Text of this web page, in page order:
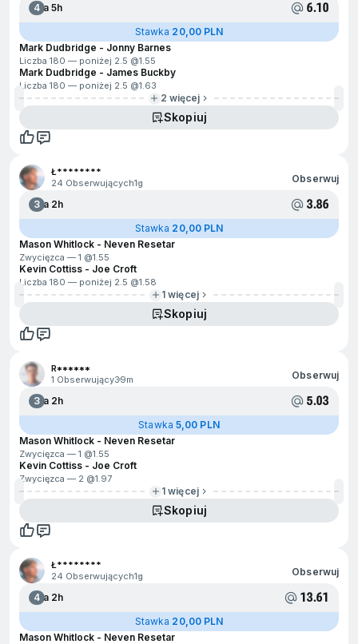
4Za 5h 6.10
Stawka 20,00 PLN
Mark Dudbridge - Jonny Barnes
Liczba 180 — poniżej 2.5 @1.55
Mark Dudbridge - James Buckby
Liczba 180 — poniżej 2.5 @1.63
2 więcej
Skopiuj
Ł********
24 Obserwujących1g Obserwuj
3Za 2h 3.86
Stawka 20,00 PLN
Mason Whitlock - Neven Resetar
Zwycięzca — 1 @1.55
Kevin Cottiss - Joe Croft
Liczba 180 — poniżej 2.5 @1.58
1 więcej
Skopiuj
R******
1 Obserwujący39m Obserwuj
3Za 2h 5.03
Stawka 5,00 PLN
Mason Whitlock - Neven Resetar
Zwycięzca — 1 @1.55
Kevin Cottiss - Joe Croft
Zwycięzca — 2 @1.97
1 więcej
Skopiuj
Ł********
24 Obserwujących1g Obserwuj
4Za 2h 13.61
Stawka 20,00 PLN
Mason Whitlock - Neven Resetar